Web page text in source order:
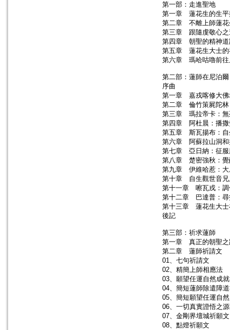
第一部：走進聖地
第一章 蓮花生的生平
第二章 不離上師蓮花
第三章 跟隨虔敬心之
第四章 朝聖的精神道
第五章 蓮花生大士的
第六章 瑪哈咕嚕前往
第二部：蓮師在尼泊爾
序曲
第一章 嘉戎喀修大佛
第二章 倫竹策屍陀林
第三章 瑪拉帝卡：無
第四章 阿杜晨：播撒
第五章 斯瓦揚布：自
第六章 阿蘇拉山洞和
第七章 亞日納：征服
第八章 楚密強秋：覺
第九章 伊維哈惹：大
第十章 自生觀世音兄
第十一章 嚓瓦戎：調
第十二章 巴達普：尋
第十三章 蓮花生大士
後記
第三部：祈求蓮師
第一章 真正的朝聖之
第二章 蓮師祈請文
01、七句祈請文
02、精簡上師相應法
03、願望任運自然成
04、簡短蓮師除遣障
05、簡短願望任運自
06、一切真實證悟之
07、金剛界壇城祈願文
08、點燈祈願文